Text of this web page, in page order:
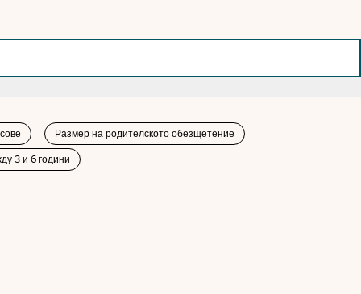
Размер на родителското обезщетение
3 и 6 години